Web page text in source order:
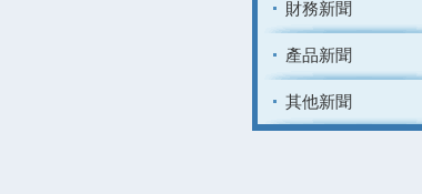
財務新聞
產品新聞
其他新聞